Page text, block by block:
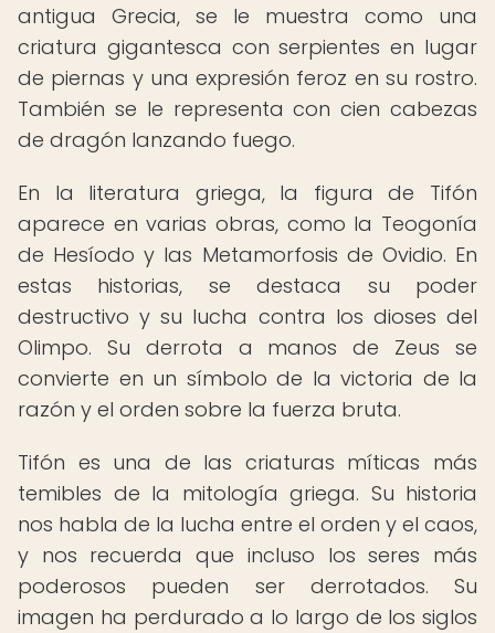
antigua Grecia, se le muestra como una
criatura gigantesca con serpientes en lugar
de piernas y una expresión feroz en su rostro.
También se le representa con cien cabezas
de dragón lanzando fuego.
En la literatura griega, la figura de Tifón
aparece en varias obras, como la Teogonía
de Hesíodo y las Metamorfosis de Ovidio. En
estas historias, se destaca su poder
destructivo y su lucha contra los dioses del
Olimpo. Su derrota a manos de Zeus se
convierte en un símbolo de la victoria de la
razón y el orden sobre la fuerza bruta.
Tifón es una de las criaturas míticas más
temibles de la mitología griega. Su historia
nos habla de la lucha entre el orden y el caos,
y nos recuerda que incluso los seres más
poderosos pueden ser derrotados. Su
imagen ha perdurado a lo largo de los siglos